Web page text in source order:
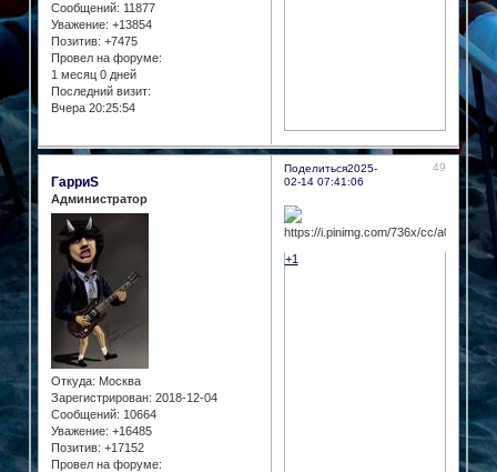
Сообщений: 11877
Уважение: +13854
Позитив: +7475
Провел на форуме:
1 месяц 0 дней
Последний визит:
Вчера 20:25:54
Поделиться 49
2025-
02-14 07:41:06
ГарриS
Администратор
Откуда: Москва
Зарегистрирован: 2018-12-04
Сообщений: 10664
Уважение: +16485
Позитив: +17152
Провел на форуме:
+1